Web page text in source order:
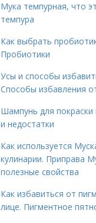
Мука темпурная, что
темпура
Как выбрать
Пробиотики
Усы и способы
Способы избавления
Шампунь для покраски
и недостатки
Как используется
кулинарии. Приправа
полезные свойства
Как избавиться от
лице. Пигментное